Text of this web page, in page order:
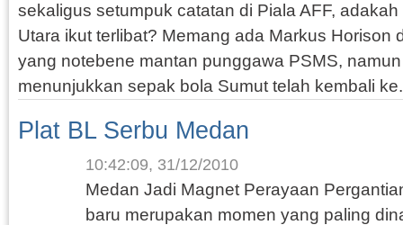
sekaligus setumpuk catatan di Piala AFF,
Utara ikut terlibat? Memang ada Markus Horison
yang notebene mantan punggawa PSMS,
menunjukkan sepak bola Sumut telah kembali
Plat BL Serbu Medan
10:42:09, 31/12/2010
Medan Jadi Magnet Perayaan
baru merupakan momen yang paling